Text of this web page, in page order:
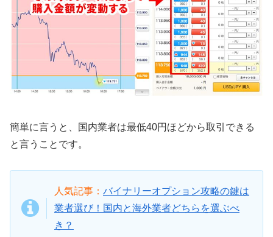
簡単に言うと、国内業者は最低40円ほどから取引できる
と言うことです。
人気記事： バイナリーオプション攻略の鍵は
業者選び！国内と海外業者どちらを選ぶべ
き？